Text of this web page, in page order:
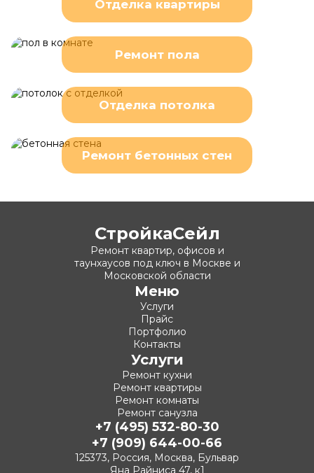
Отделка квартиры
Ремонт пола
Отделка потолка
Ремонт бетонных стен
СтройкаСейл
Ремонт квартир, офисов и
таунхаусов под ключ в Москве и
Московской области
Меню
Услуги
Прайс
Портфолио
Контакты
Услуги
Ремонт кухни
Ремонт квартиры
Ремонт комнаты
Ремонт санузла
+7 (495) 532-80-30
+7 (909) 644-00-66
125373, Россия, Москва, Бульвар
Яна Райниса 47, к1